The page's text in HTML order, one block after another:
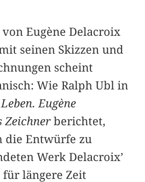
Eugène Delacroix
seinen Skizzen und
scheint
Wie Ralph Ubl in
Eugène
Zeichnerberichtet,
die Entwürfe zu
Werk Delacroix’
längere Zeit